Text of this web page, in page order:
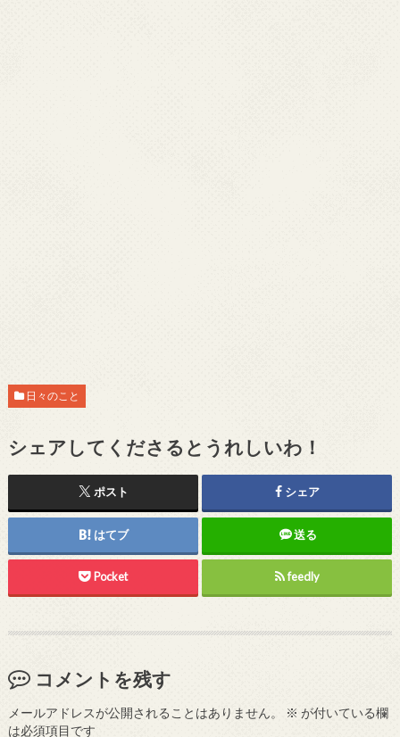
日々のこと
シェアしてくださるとうれしいわ！
ポスト シェア
はてブ 送る
Pocket feedly
コメントを残す
メールアドレスが公開されることはありません。 ※ が付いている欄
は必須項目です